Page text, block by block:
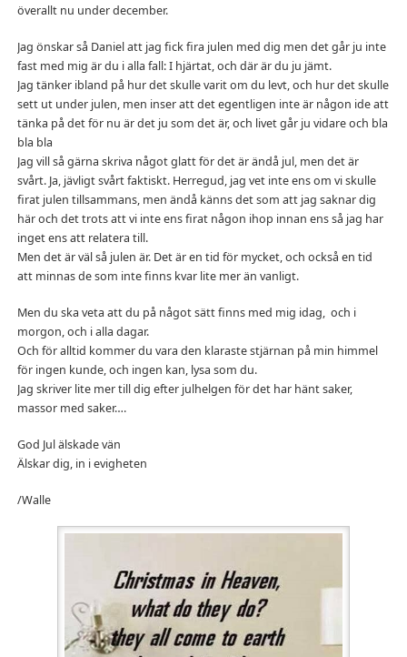
överallt nu under december.
Jag önskar så Daniel att jag fick fira julen med dig men det går ju inte
fast med mig är du i alla fall: I hjärtat, och där är du ju jämt.
Jag tänker ibland på hur det skulle varit om du levt, och hur det skulle
sett ut under julen, men inser att det egentligen inte är någon ide att
tänka på det för nu är det ju som det är, och livet går ju vidare och bla
bla bla
Jag vill så gärna skriva något glatt för det är ändå jul, men det är
svårt. Ja, jävligt svårt faktiskt. Herregud, jag vet inte ens om vi skulle
firat julen tillsammans, men ändå känns det som att jag saknar dig
här och det trots att vi inte ens firat någon ihop innan ens så jag har
inget ens att relatera till.
Men det är väl så julen är. Det är en tid för mycket, och också en tid
att minnas de som inte finns kvar lite mer än vanligt.
Men du ska veta att du på något sätt finns med mig idag, och i
morgon, och i alla dagar.
Och för alltid kommer du vara den klaraste stjärnan på min himmel
för ingen kunde, och ingen kan, lysa som du.
Jag skriver lite mer till dig efter julhelgen för det har hänt saker,
massor med saker….
God Jul älskade vän
Älskar dig, in i evigheten
/Walle